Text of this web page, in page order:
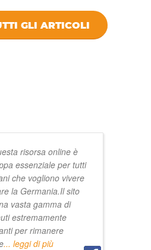
GLI ARTICOLI
risorsa online è
essenziale per tutti
che vogliono vivere
la Germania.Il sito
vasta gamma di
estremamente
per rimanere
... leggi di più